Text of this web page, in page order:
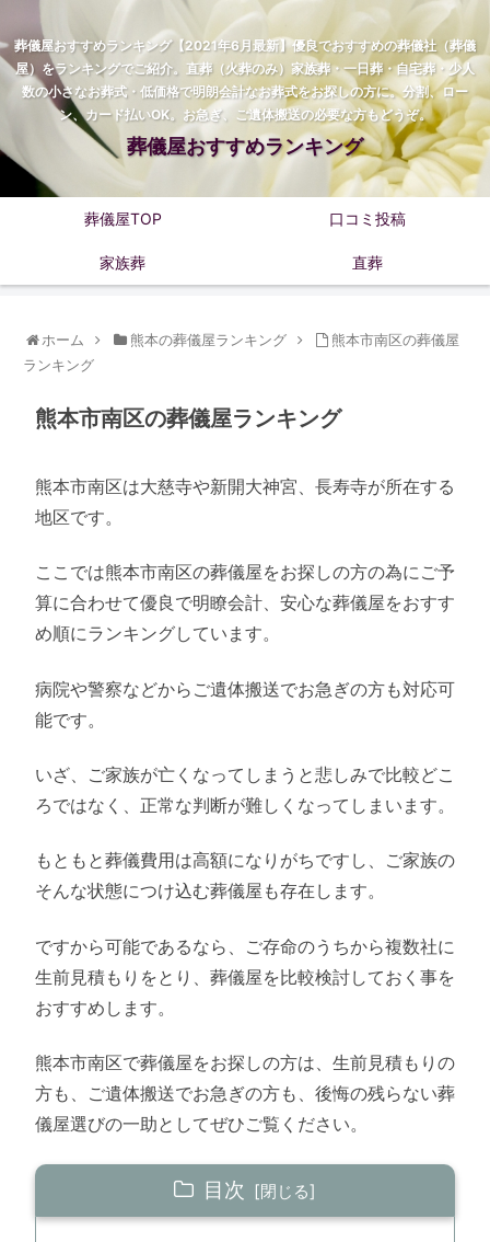
葬儀屋おすすめランキング【2021年6月最新】優良でおすすめの葬儀社（葬儀
屋）をランキングでご紹介。直葬（火葬のみ）家族葬・一日葬・自宅葬・少人
数の小さなお葬式・低価格で明朗会計なお葬式をお探しの方に。分割、ロー
ン、カード払いOK。お急ぎ、ご遺体搬送の必要な方もどうぞ。
葬儀屋おすすめランキング
葬儀屋TOP 口コミ投稿
家族葬 直葬
ホーム 熊本の葬儀屋ランキング
熊本市南区の葬儀屋
ランキング
熊本市南区の葬儀屋ランキング
熊本市南区は大慈寺や新開大神宮、長寿寺が所在する
地区です。
ここでは熊本市南区の葬儀屋をお探しの方の為にご予
算に合わせて優良で明瞭会計、安心な葬儀屋をおすす
め順にランキングしています。
病院や警察などからご遺体搬送でお急ぎの方も対応可
能です。
いざ、ご家族が亡くなってしまうと悲しみで比較どこ
ろではなく、正常な判断が難しくなってしまいます。
もともと葬儀費用は高額になりがちですし、ご家族の
そんな状態につけ込む葬儀屋も存在します。
ですから可能であるなら、ご存命のうちから複数社に
生前見積もりをとり、葬儀屋を比較検討しておく事を
おすすめします。
熊本市南区で葬儀屋をお探しの方は、生前見積もりの
方も、ご遺体搬送でお急ぎの方も、後悔の残らない葬
儀屋選びの一助としてぜひご覧ください。
目次